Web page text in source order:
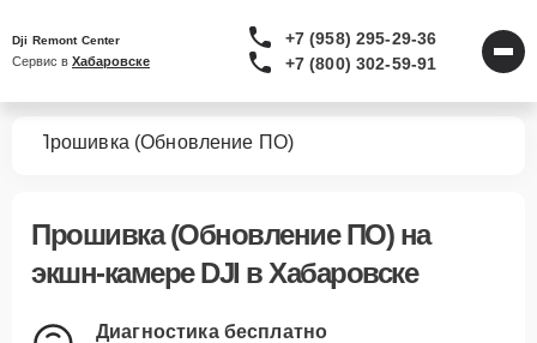
Dji Remont Center
Сервис в Хабаровске
+7 (958) 295-29-36
+7 (800) 302-59-91
Прошивка (Обновление ПО)
Прошивка (Обновление ПО)на
экшн-камере DJI в Хабаровске
Диагностика бесплатно